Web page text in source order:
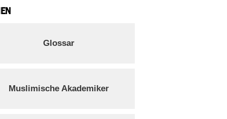
Glossar
Muslimische Akademiker